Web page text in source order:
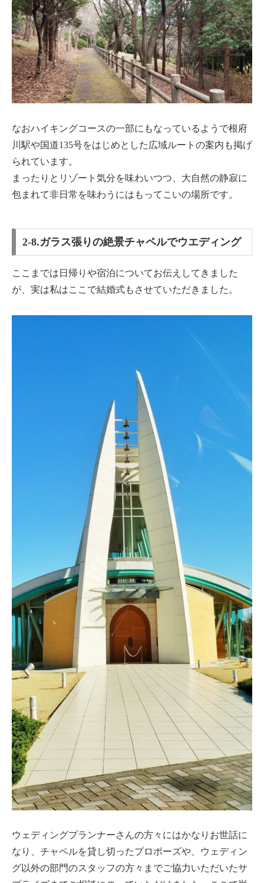
なおハイキングコースの一部にもなっているようで根府
川駅や国道135号をはじめとした広域ルートの案内も掲げ
られています。
まったりとリゾート気分を味わいつつ、大自然の静寂に
包まれて非日常を味わうにはもってこいの場所です。
2-8.ガラス張りの絶景チャペルでウエディング
ここまでは日帰りや宿泊についてお伝えしてきました
が、実は私はここで結婚式もさせていただきました。
ウェディングプランナーさんの方々にはかなりお世話に
なり、チャペルを貸し切ったプロポーズや、ウェディン
グ以外の部門のスタッフの方々までご協力いただいたサ